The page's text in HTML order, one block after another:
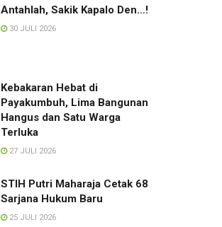
Antahlah, Sakik Kapalo Den…!
30 JULI 2026
Kebakaran Hebat di
Payakumbuh, Lima Bangunan
Hangus dan Satu Warga
Terluka
27 JULI 2026
STIH Putri Maharaja Cetak 68
Sarjana Hukum Baru
25 JULI 2026